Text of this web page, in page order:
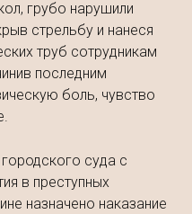
грубо нарушили
стрельбу и нанеся
труб сотрудникам
последним
боль, чувство
суда с
в преступных
назначено наказание